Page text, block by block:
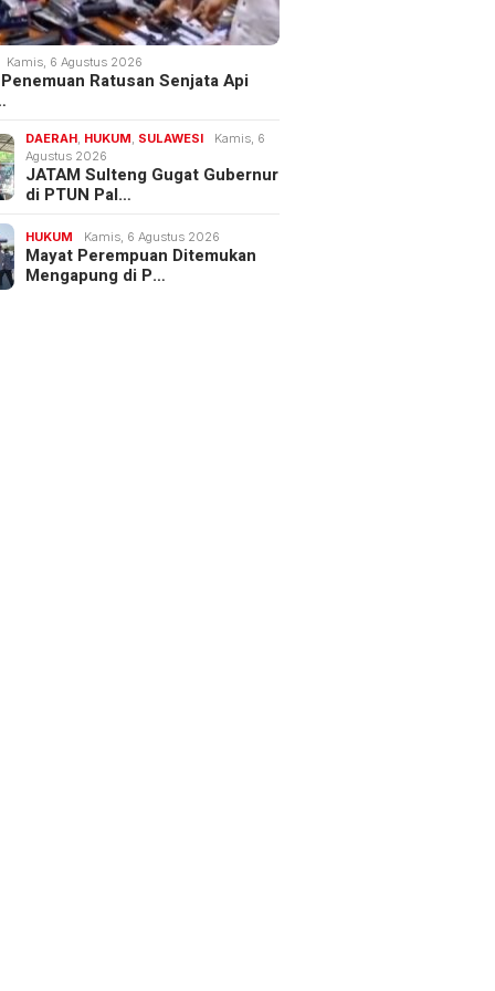
Kamis, 6 Agustus 2026
Ratusan Senjata Api
DAERAH, HUKUM, SULAWESI
Kamis, 6
Agustus 2026
JATAM Sulteng Gugat Gubernur
di PTUN Pal…
HUKUM Kamis, 6 Agustus 2026
Mayat Perempuan Ditemukan
Mengapung di P…